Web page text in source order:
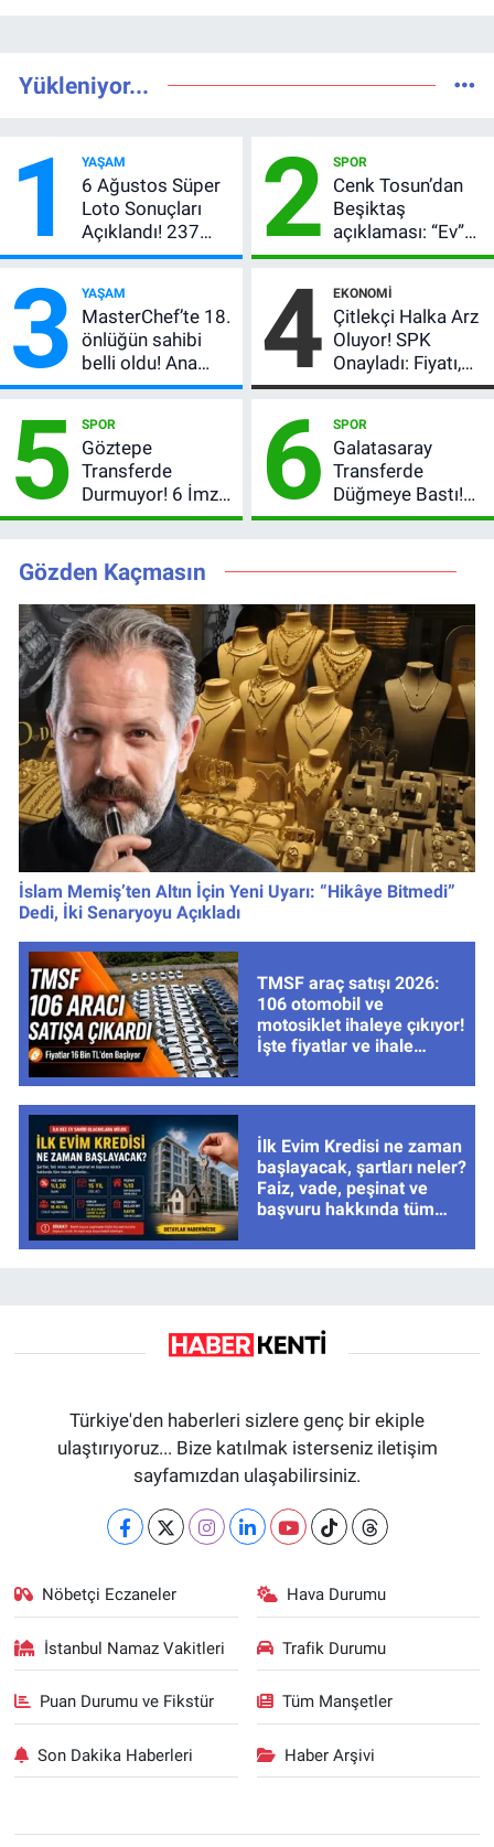
Yükleniyor...
1 YAŞAM
6 Ağustos Süper
Loto Sonuçları
Açıklandı! 237
Milyon TL’lik
2 SPOR
Cenk Tosun’dan
Beşiktaş
açıklaması: “Ev”
dedi, asıl mesajı
verdi
3 YAŞAM
MasterChef’te 18.
önlüğün sahibi
belli oldu! Ana
kadroya giren
oldu?
4 EKONOMI
Çitlekçi Halka Arz
Oluyor! SPK
Onayladı: Fiyatı,
Lot Sayısı ve
Tarihi
5 SPOR
Göztepe
Transferde
Durmuyor! 6 İmza
Sonrası Yeni
Oldu
6 SPOR
Galatasaray
Transferde
Düğmeye Bastı!
Leao, Camavinga
Gözden Kaçmasın
İslam Memiş’ten Altın İçin Yeni Uyarı: “Hikâye Bitmedi”
Dedi, İki Senaryoyu Açıkladı
TMSF araç satışı 2026:
106 otomobil ve
motosiklet ihaleye çıkıyor!
İşte fiyatlar ve ihale
İlk Evim Kredisi ne zaman
başlayacak, şartları neler?
Faiz, vade, peşinat ve
başvuru hakkında tüm
Türkiye'den haberleri sizlere genç bir ekiple
ulaştırıyoruz... Bize katılmak isterseniz iletişim
sayfamızdan ulaşabilirsiniz.
Nöbetçi Eczaneler Hava Durumu
İstanbul Namaz Vakitleri Trafik Durumu
Puan Durumu ve Fikstür Tüm Manşetler
Son Dakika Haberleri Haber Arşivi